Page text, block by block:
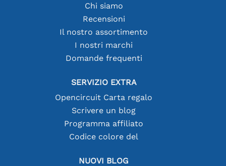
Chi siamo
Recensioni
Il nostro assortimento
I nostri marchi
Domande frequenti
SERVIZIO EXTRA
Opencircuit Carta regalo
Scrivere un blog
Programma affiliato
Codice colore del
NUOVI BLOG